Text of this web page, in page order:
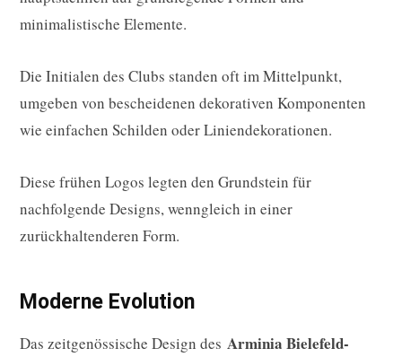
minimalistische Elemente.
Die Initialen des Clubs standen oft im Mittelpunkt,
umgeben von bescheidenen dekorativen Komponenten
wie einfachen Schilden oder Liniendekorationen.
Diese frühen Logos legten den Grundstein für
nachfolgende Designs, wenngleich in einer
zurückhaltenderen Form.
Moderne Evolution
Das zeitgenössische Design des Arminia Bielefeld-